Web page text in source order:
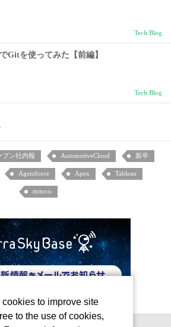
Tech Blog
Gitを使ってみた【前編】
Tech Blog
プン社内報 AutomotiveCloud 新卒
Agentforce Apex Tableau
mitoco
to improve site
to the use of cookies,